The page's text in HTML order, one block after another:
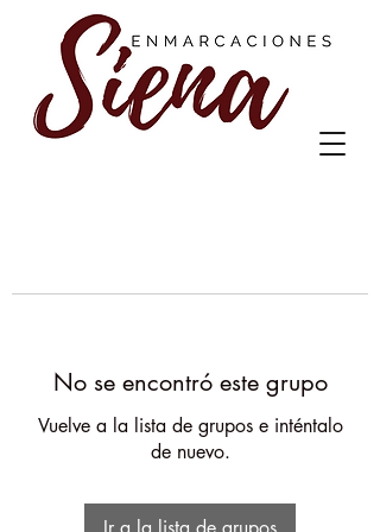
No se encontró este grupo
Vuelve a la lista de grupos e inténtalo
de nuevo.